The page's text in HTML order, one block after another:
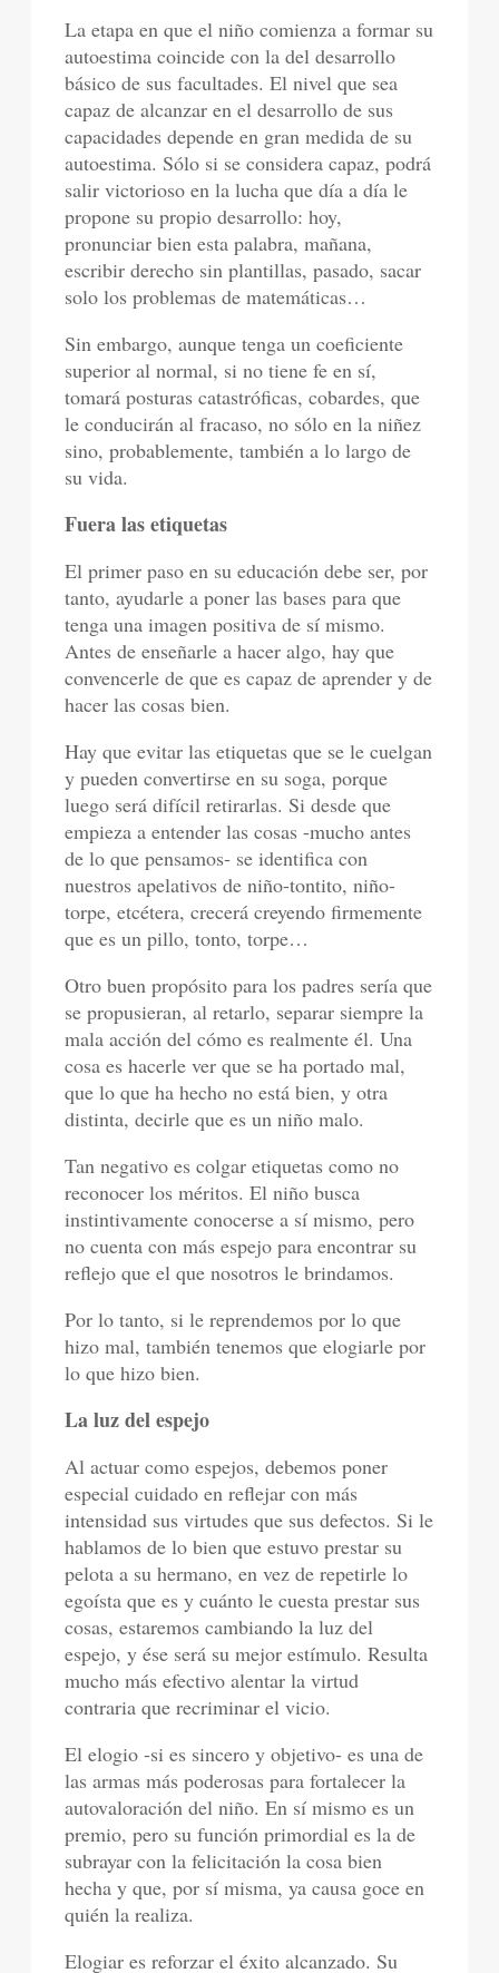
La etapa en que el niño comienza a formar su
autoestima coincide con la del desarrollo
básico de sus facultades. El nivel que sea
capaz de alcanzar en el desarrollo de sus
capacidades depende en gran medida de su
autoestima. Sólo si se considera capaz, podrá
salir victorioso en la lucha que día a día le
propone su propio desarrollo: hoy,
pronunciar bien esta palabra, mañana,
escribir derecho sin plantillas, pasado, sacar
solo los problemas de matemáticas…
Sin embargo, aunque tenga un coeficiente
superior al normal, si no tiene fe en sí,
tomará posturas catastróficas, cobardes, que
le conducirán al fracaso, no sólo en la niñez
sino, probablemente, también a lo largo de
su vida.
Fuera las etiquetas
El primer paso en su educación debe ser, por
tanto, ayudarle a poner las bases para que
tenga una imagen positiva de sí mismo.
Antes de enseñarle a hacer algo, hay que
convencerle de que es capaz de aprender y de
hacer las cosas bien.
Hay que evitar las etiquetas que se le cuelgan
y pueden convertirse en su soga, porque
luego será difícil retirarlas. Si desde que
empieza a entender las cosas -mucho antes
de lo que pensamos- se identifica con
nuestros apelativos de niño-tontito, niño-
torpe, etcétera, crecerá creyendo firmemente
que es un pillo, tonto, torpe…
Otro buen propósito para los padres sería que
se propusieran, al retarlo, separar siempre la
mala acción del cómo es realmente él. Una
cosa es hacerle ver que se ha portado mal,
que lo que ha hecho no está bien, y otra
distinta, decirle que es un niño malo.
Tan negativo es colgar etiquetas como no
reconocer los méritos. El niño busca
instintivamente conocerse a sí mismo, pero
no cuenta con más espejo para encontrar su
reflejo que el que nosotros le brindamos.
Por lo tanto, si le reprendemos por lo que
hizo mal, también tenemos que elogiarle por
lo que hizo bien.
La luz del espejo
Al actuar como espejos, debemos poner
especial cuidado en reflejar con más
intensidad sus virtudes que sus defectos. Si le
hablamos de lo bien que estuvo prestar su
pelota a su hermano, en vez de repetirle lo
egoísta que es y cuánto le cuesta prestar sus
cosas, estaremos cambiando la luz del
espejo, y ése será su mejor estímulo. Resulta
mucho más efectivo alentar la virtud
contraria que recriminar el vicio.
El elogio -si es sincero y objetivo- es una de
las armas más poderosas para fortalecer la
autovaloración del niño. En sí mismo es un
premio, pero su función primordial es la de
subrayar con la felicitación la cosa bien
hecha y que, por sí misma, ya causa goce en
quién la realiza.
Elogiar es reforzar el éxito alcanzado. Su